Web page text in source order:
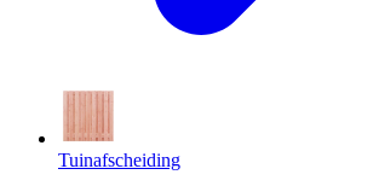
Tuinafscheiding